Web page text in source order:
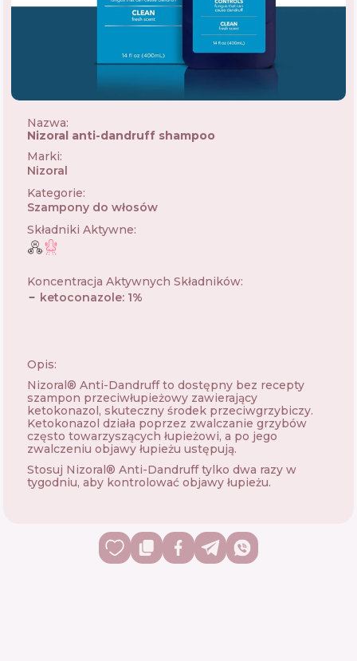
Nazwa:
Nizoral anti-dandruff shampoo
Marki:
Nizoral
Kategorie:
Szampony do włosów
Składniki Aktywne:
Koncentracja Aktywnych Składników:
ketoconazole: 1%
Opis:
Nizoral® Anti-Dandruff to dostępny bez recepty
szampon przeciwłupieżowy zawierający
ketokonazol, skuteczny środek przeciwgrzybiczy.
Ketokonazol działa poprzez zwalczanie grzybów
często towarzyszących łupieżowi, a po jego
zwalczeniu objawy łupieżu ustępują.
Stosuj Nizoral® Anti-Dandruff tylko dwa razy w
tygodniu, aby kontrolować objawy łupieżu.